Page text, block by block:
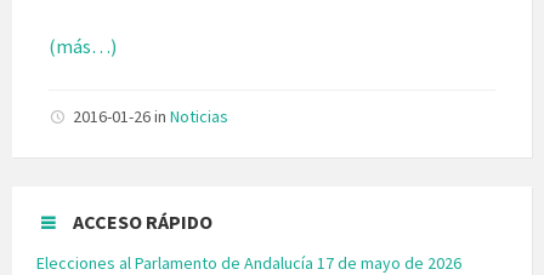
(más…)
2016-01-26in Noticias
ACCESO RÁPIDO
Elecciones al Parlamento de Andalucía 17 de mayo de 2026